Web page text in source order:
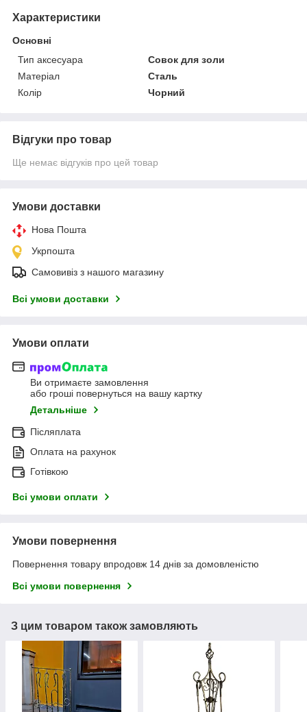
Характеристики
Основні
Тип аксесуара
Совок для золи
Матеріал
Сталь
Колір
Чорний
Відгуки про товар
Ще немає відгуків про цей товар
Умови доставки
Нова Пошта
Укрпошта
Самовивіз з нашого магазину
Всі умови доставки
Умови оплати
Ви отримаєте замовлення
або гроші повернуться на вашу картку
Детальніше
Післяплата
Оплата на рахунок
Готівкою
Всі умови оплати
Умови повернення
Повернення товару впродовж 14 днів за домовленістю
Всі умови повернення
З цим товаром також замовляють